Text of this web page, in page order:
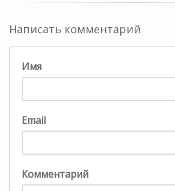
Написать комментарий
Имя
Email
Комментарий